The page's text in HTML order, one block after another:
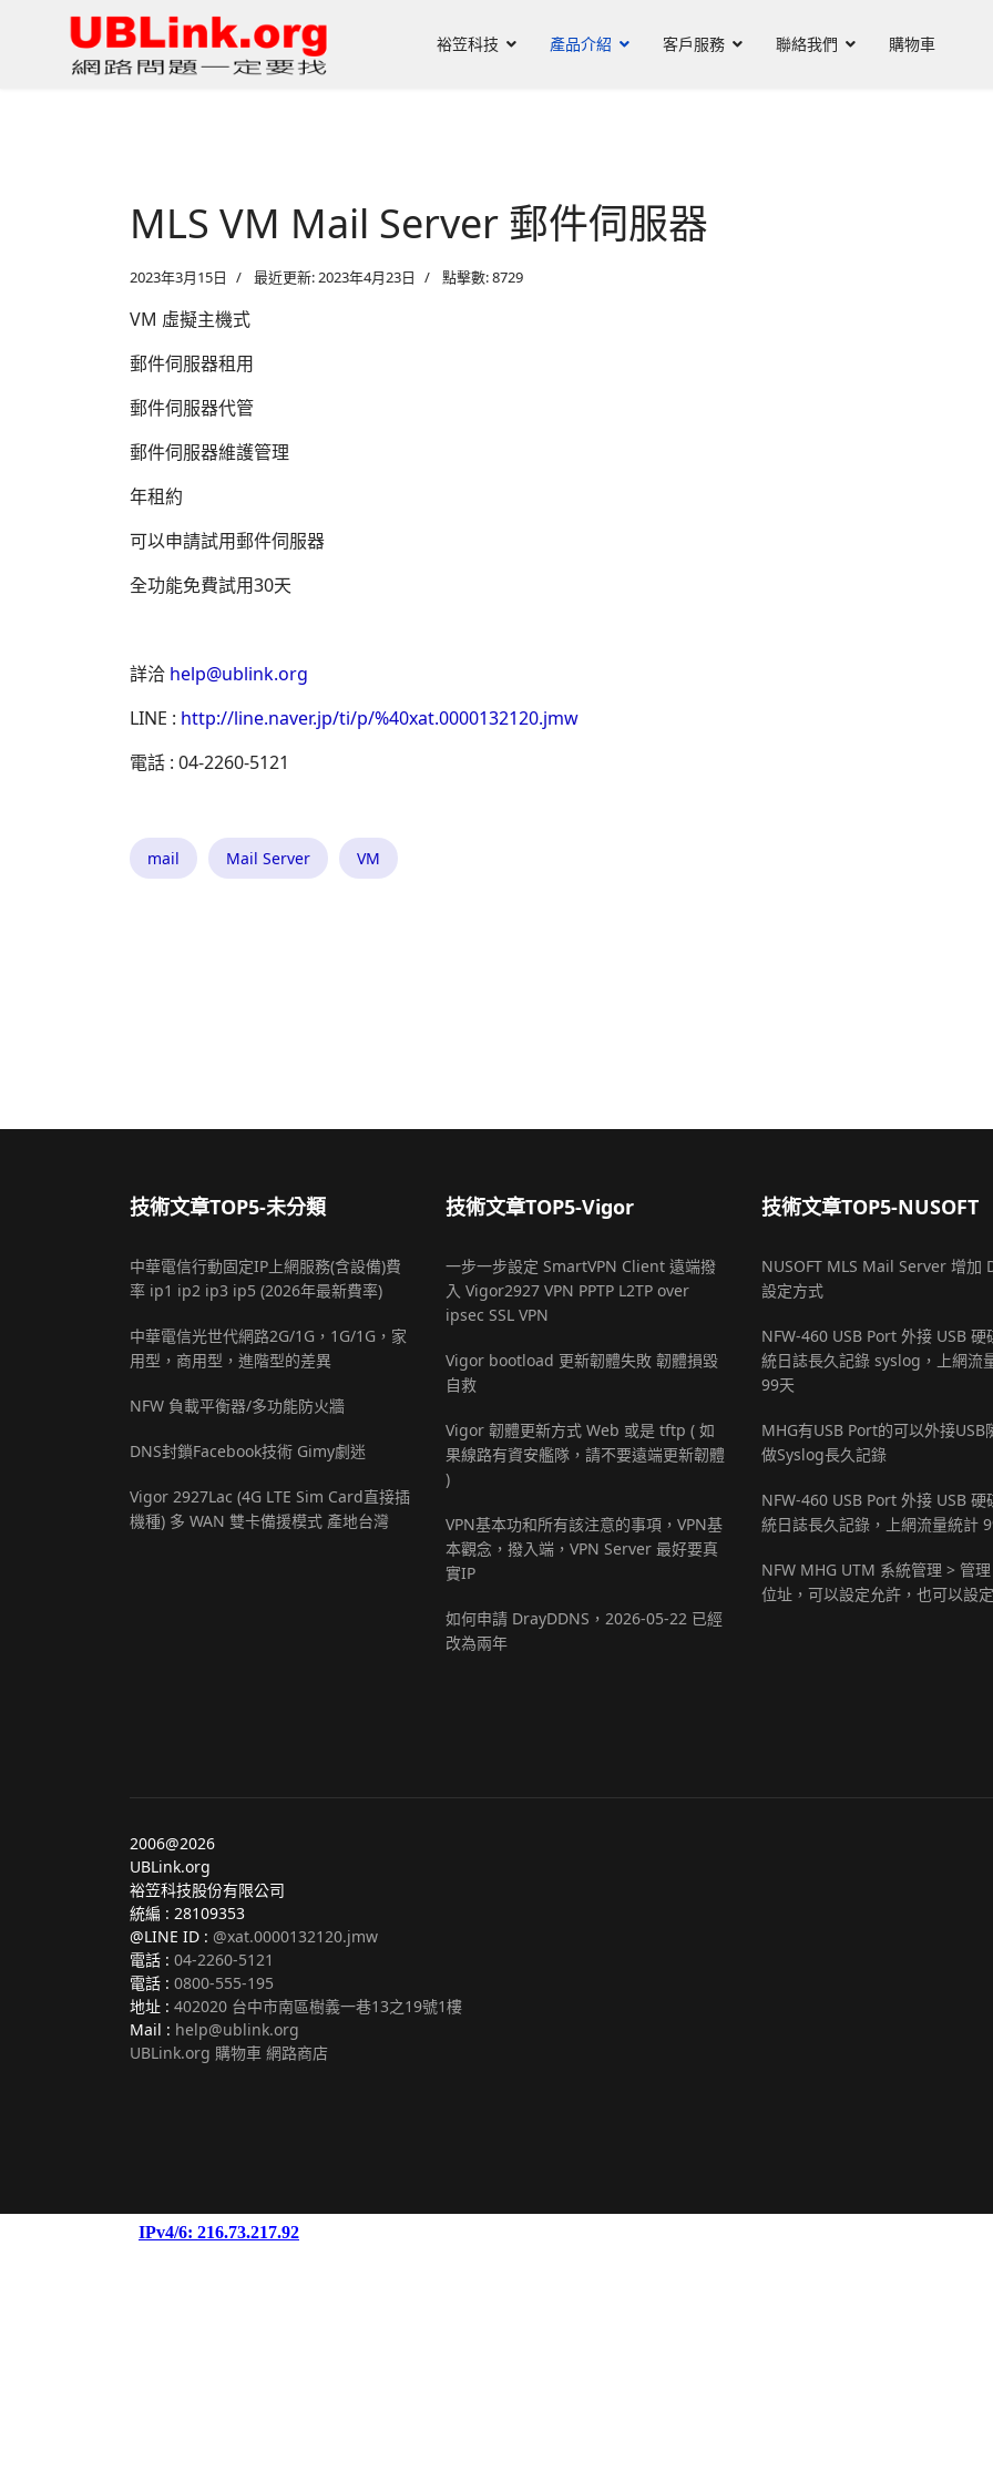
裕笠科技 產品介紹 客戶服務 聯絡我們 購物車
MLS VM Mail Server 郵件伺服器
2023年3月15日 最近更新: 2023年4月23日 點擊數: 8729
VM 虛擬主機式
郵件伺服器租用
郵件伺服器代管
郵件伺服器維護管理
年租約
可以申請試用郵件伺服器
全功能免費試用30天
詳洽 help@ublink.org
LINE : http://line.naver.jp/ti/p/%40xat.0000132120.jmw
電話 : 04-2260-5121
mail Mail Server VM
技術文章TOP5-未分類
中華電信行動固定IP上網服務(含設備)費
率 ip1 ip2 ip3 ip5 (2026年最新費率)
中華電信光世代網路2G/1G，1G/1G，家
用型，商用型，進階型的差異
NFW 負載平衡器/多功能防火牆
DNS封鎖Facebook技術 Gimy劇迷
Vigor 2927Lac (4G LTE Sim Card直接插
機種) 多 WAN 雙卡備援模式 產地台灣
技術文章TOP5-Vigor
一步一步設定 SmartVPN Client 遠端撥
入 Vigor2927 VPN PPTP L2TP over
ipsec SSL VPN
Vigor bootload 更新韌體失敗 韌體損毀
自救
Vigor 韌體更新方式 Web 或是 tftp ( 如
果線路有資安艦隊，請不要遠端更新韌體
)
VPN基本功和所有該注意的事項，VPN基
本觀念，撥入端，VPN Server 最好要真
實IP
如何申請 DrayDDNS，2026-05-22 已經
改為兩年
技術文章TOP5-NUSOFT
NUSOFT MLS Mail Server 增加
設定方式
NFW-460 USB Port 外接 USB 硬
統日誌長久記錄 syslog，上網流
99天
MHG有USB Port的可以外接USB
做Syslog長久記錄
NFW-460 USB Port 外接 USB 硬
統日誌長久記錄，上網流量統計
NFW MHG UTM 系統管理 > 管
位址，可以設定允許，也可以設
2006@2026
UBLink.org
裕笠科技股份有限公司
統編 : 28109353
@LINE ID : @xat.0000132120.jmw
電話 : 04-2260-5121
電話 : 0800-555-195
地址 : 402020 台中市南區樹義一巷13之19號1樓
Mail : help@ublink.org
UBLink.org 購物車 網路商店